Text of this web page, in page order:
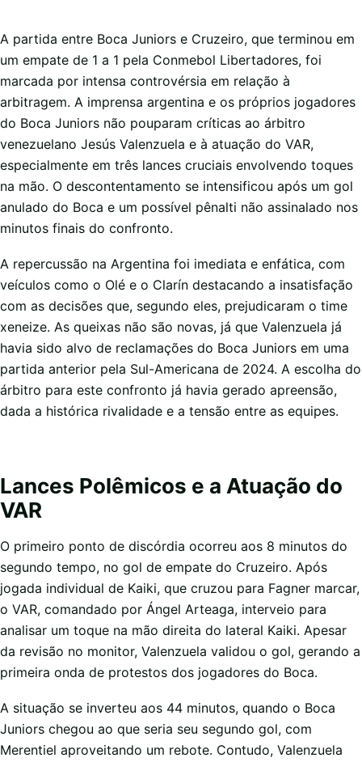
A partida entre Boca Juniors e Cruzeiro, que terminou em
um empate de 1 a 1 pela Conmebol Libertadores, foi
marcada por intensa controvérsia em relação à
arbitragem. A imprensa argentina e os próprios jogadores
do Boca Juniors não pouparam críticas ao árbitro
venezuelano Jesús Valenzuela e à atuação do VAR,
especialmente em três lances cruciais envolvendo toques
na mão. O descontentamento se intensificou após um gol
anulado do Boca e um possível pênalti não assinalado nos
minutos finais do confronto.
A repercussão na Argentina foi imediata e enfática, com
veículos como o Olé e o Clarín destacando a insatisfação
com as decisões que, segundo eles, prejudicaram o time
xeneize. As queixas não são novas, já que Valenzuela já
havia sido alvo de reclamações do Boca Juniors em uma
partida anterior pela Sul-Americana de 2024. A escolha do
árbitro para este confronto já havia gerado apreensão,
dada a histórica rivalidade e a tensão entre as equipes.
Lances Polêmicos e a Atuação do
VAR
O primeiro ponto de discórdia ocorreu aos 8 minutos do
segundo tempo, no gol de empate do Cruzeiro. Após
jogada individual de Kaiki, que cruzou para Fagner marcar,
o VAR, comandado por Ángel Arteaga, interveio para
analisar um toque na mão direita do lateral Kaiki. Apesar
da revisão no monitor, Valenzuela validou o gol, gerando a
primeira onda de protestos dos jogadores do Boca.
A situação se inverteu aos 44 minutos, quando o Boca
Juniors chegou ao que seria seu segundo gol, com
Merentiel aproveitando um rebote. Contudo, Valenzuela